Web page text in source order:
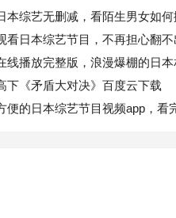
本综艺无删减，看陌生男女如
看日本综艺节目，不再担心翻
线播放完整版，浪漫爆棚的日本
下《矛盾大对决》百度云下载
便的日本综艺节目视频app，看